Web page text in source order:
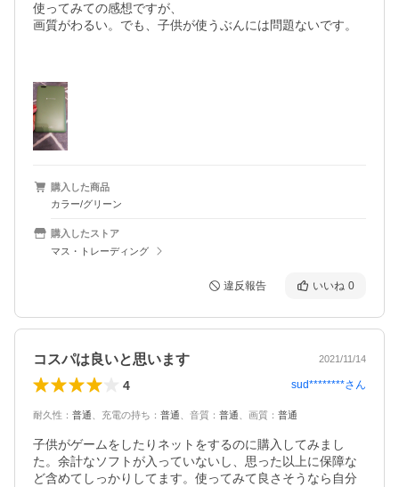
使ってみての感想ですが、
画質がわるい。でも、子供が使うぶんには問題ないです。
購入した商品
カラー/グリーン
購入したストア
マス・トレーディング
違反報告 いいね 0
コスパは良いと思います 2021/11/14
4 sud********さん
耐久性 ： 普通 充電の持ち ： 普通 音質 ： 普通 画質 ： 普通
子供がゲームをしたりネットをするのに購入してみまし
た。余計なソフトが入っていないし、思った以上に保障な
ど含めてしっかりしてます。使ってみて良さそうなら自分